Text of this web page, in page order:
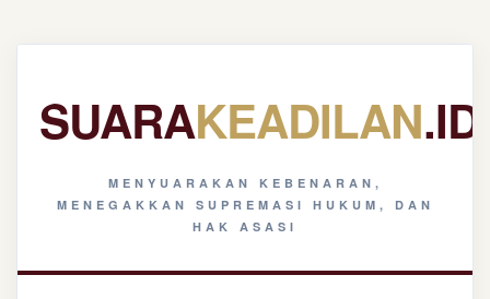
SUARAKEADILAN.ID
MENYUARAKAN KEBENARAN,
MENEGAKKAN SUPREMASI HUKUM, DAN
HAK ASASI